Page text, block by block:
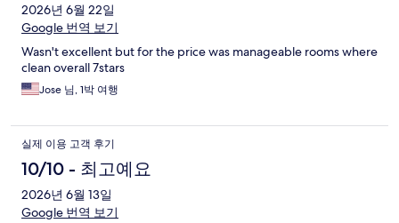
2026년 6월 22일
Google 번역 보기
Wasn't excellent but for the price was manageable rooms where
clean overall 7stars
Jose 님, 1박 여행
실제 이용 고객 후기
10/10 - 최고예요
2026년 6월 13일
Google 번역 보기